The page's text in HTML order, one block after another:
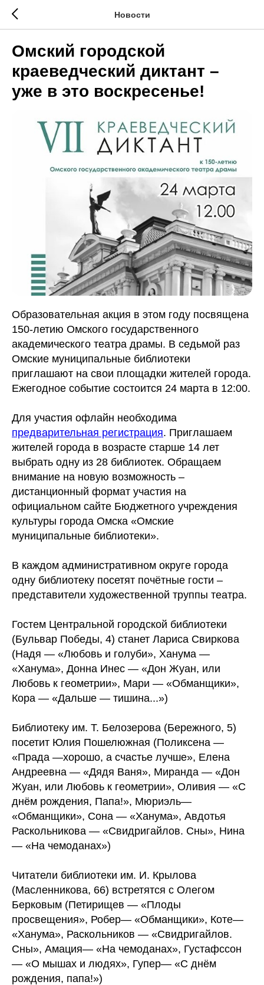
Новости
Омский городской
краеведческий диктант –
уже в это воскресенье!
Образовательная акция в этом году посвящена
150-летию Омского государственного
академического театра драмы. В седьмой раз
Омские муниципальные библиотеки
приглашают на свои площадки жителей города.
Ежегодное событие состоится 24 марта в 12:00.
Для участия офлайн необходима
предварительная регистрация. Приглашаем
жителей города в возрасте старше 14 лет
выбрать одну из 28 библиотек. Обращаем
внимание на новую возможность –
дистанционный формат участия на
официальном сайте Бюджетного учреждения
культуры города Омска «Омские
муниципальные библиотеки».
В каждом административном округе города
одну библиотеку посетят почётные гости –
представители художественной труппы театра.
Гостем Центральной городской библиотеки
(Бульвар Победы, 4) станет Лариса Свиркова
(Надя — «Любовь и голуби», Ханума —
«Ханума», Донна Инес — «Дон Жуан, или
Любовь к геометрии», Мари — «Обманщики»,
Кора — «Дальше — тишина...»)
Библиотеку им. Т. Белозерова (Бережного, 5)
посетит Юлия Пошелюжная (Поликсена —
«Прада —хорошо, а счастье лучше», Елена
Андреевна — «Дядя Ваня», Миранда — «Дон
Жуан, или Любовь к геометрии», Оливия — «С
днём рождения, Папа!», Мюриэль—
«Обманщики», Сона — «Ханума», Авдотья
Раскольникова — «Свидригайлов. Сны», Нина
— «На чемоданах»)
Читатели библиотеки им. И. Крылова
(Масленникова, 66) встретятся с Олегом
Берковым (Петирищев — «Плоды
просвещения», Робер— «Обманщики», Коте—
«Ханума», Раскольников — «Свидригайлов.
Сны», Амация— «На чемоданах», Густафссон
— «О мышах и людях», Гупер— «С днём
рождения, папа!»)